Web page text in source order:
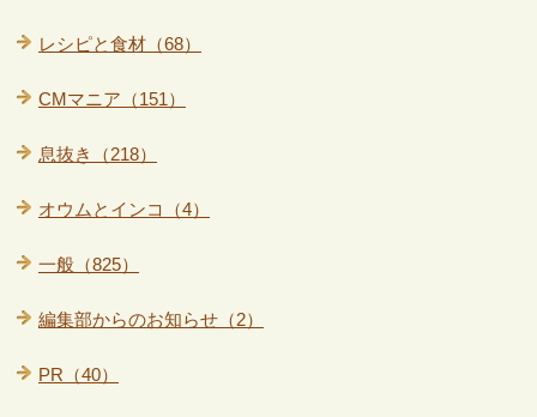
レシピと食材（68）
CMマニア（151）
息抜き（218）
オウムとインコ（4）
一般（825）
編集部からのお知らせ（2）
PR（40）